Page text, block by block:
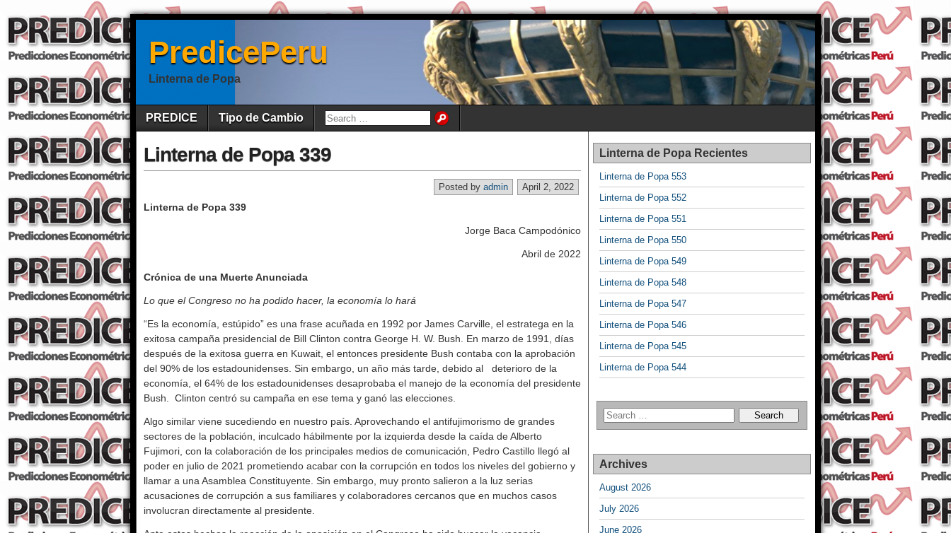
PredicePeru
Linterna de Popa
PREDICE Tipo de Cambio
Linterna de Popa 339
April 2, 2022
Posted by admin
Linterna de Popa 339
Jorge Baca Campodónico
Abril de 2022
Crónica de una Muerte Anunciada
Lo que el Congreso no ha podido hacer, la economía lo hará
“Es la economía, estúpido” es una frase acuñada en 1992 por James Carville, el estratega en la
exitosa campaña presidencial de Bill Clinton contra George H. W. Bush. En marzo de 1991, días
después de la exitosa guerra en Kuwait, el entonces presidente Bush contaba con la aprobación
del 90% de los estadounidenses. Sin embargo, un año más tarde, debido al deterioro de la
economía, el 64% de los estadounidenses desaprobaba el manejo de la economía del presidente
Bush. Clinton centró su campaña en ese tema y ganó las elecciones.
Algo similar viene sucediendo en nuestro país. Aprovechando el antifujimorismo de grandes
sectores de la población, inculcado hábilmente por la izquierda desde la caída de Alberto
Fujimori, con la colaboración de los principales medios de comunicación, Pedro Castillo llegó al
poder en julio de 2021 prometiendo acabar con la corrupción en todos los niveles del gobierno y
llamar a una Asamblea Constituyente. Sin embargo, muy pronto salieron a la luz serias
acusaciones de corrupción a sus familiares y colaboradores cercanos que en muchos casos
involucran directamente al presidente.
Linterna de Popa Recientes
Linterna de Popa 553
Linterna de Popa 552
Linterna de Popa 551
Linterna de Popa 550
Linterna de Popa 549
Linterna de Popa 548
Linterna de Popa 547
Linterna de Popa 546
Linterna de Popa 545
Linterna de Popa 544
Archives
August 2026
July 2026
June 2026